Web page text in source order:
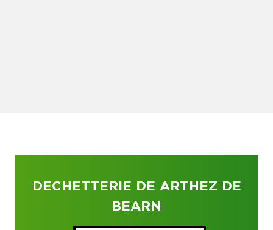
DECHETTERIE DE ARTHEZ DE
BEARN